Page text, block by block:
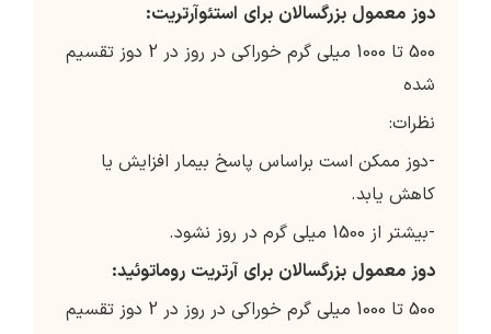
دوز معمول بزرگسالان برای استئوآرتریت:
500 تا 1000 میلی گرم خوراکی در روز در 2 دوز تقسیم
شده
نظرات:
-دوز ممکن است براساس پاسخ بیمار افزایش یا
کاهش یابد.
-بیشتر از 1500 میلی گرم در روز نشود.
دوز معمول بزرگسالان برای آرتریت روماتوئید:
500 تا 1000 میلی گرم خوراکی در روز در 2 دوز تقسیم